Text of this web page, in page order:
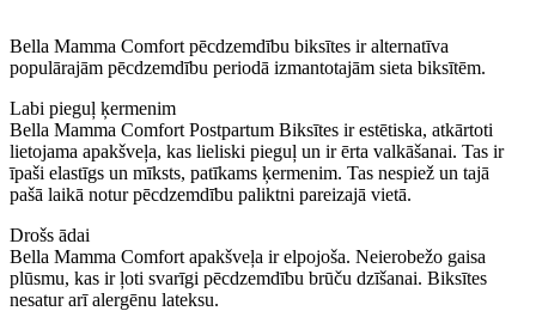
Bella Mamma Comfort pēcdzemdību biksītes ir alternatīva
populārajām pēcdzemdību periodā izmantotajām sieta biksītēm.
Labi pieguļ ķermenim
Bella Mamma Comfort Postpartum Biksītes ir estētiska, atkārtoti
lietojama apakšveļa, kas lieliski pieguļ un ir ērta valkāšanai. Tas ir
īpaši elastīgs un mīksts, patīkams ķermenim. Tas nespiež un tajā
pašā laikā notur pēcdzemdību paliktni pareizajā vietā.
Drošs ādai
Bella Mamma Comfort apakšveļa ir elpojoša. Neierobežo gaisa
plūsmu, kas ir ļoti svarīgi pēcdzemdību brūču dzīšanai. Biksītes
nesatur arī alergēnu lateksu.